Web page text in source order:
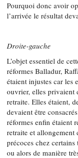
Pourquoi donc avoir
l’arrivée le résultat
Droite-gauche
L’objet essentiel de
réformes Balladur,
étaient injustes car les
ouvrier, elles privaient
retraite. Elles étaient,
devaient être
réformes enfin étaient
retraite et allongement
précoces chez
ou alors de manière